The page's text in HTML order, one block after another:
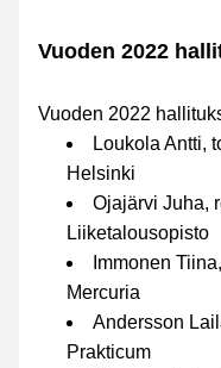
Vuoden 2022
Vuoden 2022
Loukola Antti,
Helsinki
Ojajärvi Juha,
Liiketalousopisto
Immonen
Mercuria
Andersson
Prakticum